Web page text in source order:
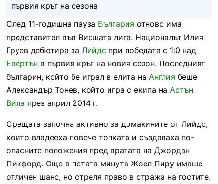
първия кръг на сезона
След 11-годишна пауза България отново има
представител във Висшата лига. Националът Илия
Груев дебютира за Лийдс при победата с 1:0 над
Евертън в първия кръг на новия сезон. Последният
българин, който бе играл в елита на Англия беше
Александър Тонев, който игра с екипа на Астън
Вила през април 2014 г.
Срещата започна активно за домакините от Лийдс,
които владееха повече топката и създаваха по-
опасните положения пред вратата на Джордан
Пикфорд. Още в петата минута Жоел Пиру имаше
отличен шанс, но стреля право в стража на гостите.